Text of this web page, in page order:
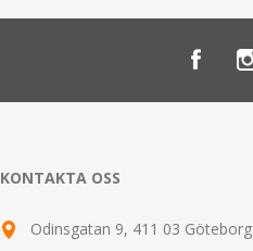
KONTAKTA OSS
Odinsgatan 9, 411 03 Göteborg